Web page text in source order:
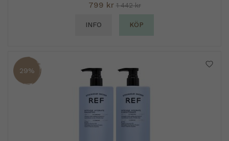
799 kr 1 442 kr
INFO KÖP
29%